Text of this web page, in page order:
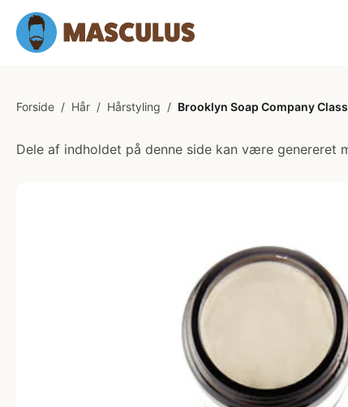
Forside / Hår / Hårstyling / Brooklyn Soap Company
Dele af indholdet på denne side kan være genereret